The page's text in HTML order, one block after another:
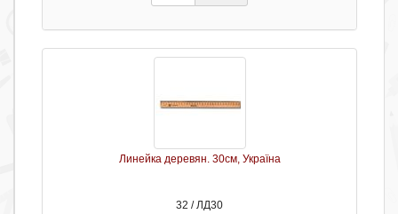
Линейка деревян. 30см, Україна
32 / ЛД30